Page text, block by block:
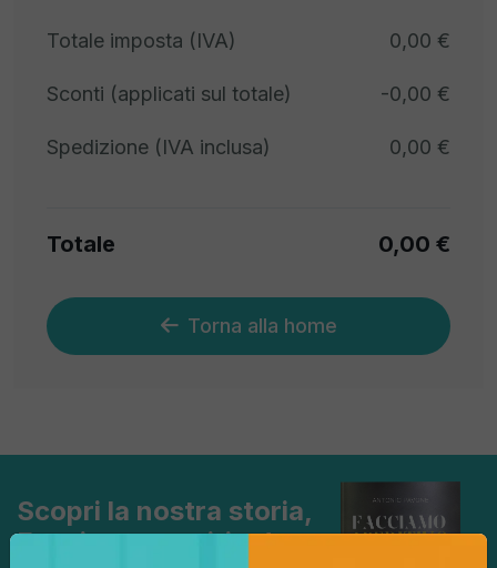
Totale imposta (IVA) 0,00 €
Sconti (applicati sul totale) -0,00 €
Spedizione (IVA inclusa) 0,00 €
Totale 0,00 €
Torna alla home
Scopri la nostra storia,
Facciamo aperitivo!